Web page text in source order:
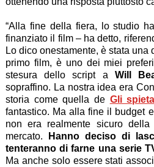
“Alla fine della fiera, lo studio
finanziato il film – ha detto,
Lo dico onestamente, è stata una
primo film, è uno dei miei
stesura dello script a Will
sopraffino. La nostra idea era
storia come quella de Gli
fantastico. Ma alla fine il budget
non era realmente sicuro
mercato.
Hanno deciso di
tenteranno di farne una serie
Ma anche solo essere stati